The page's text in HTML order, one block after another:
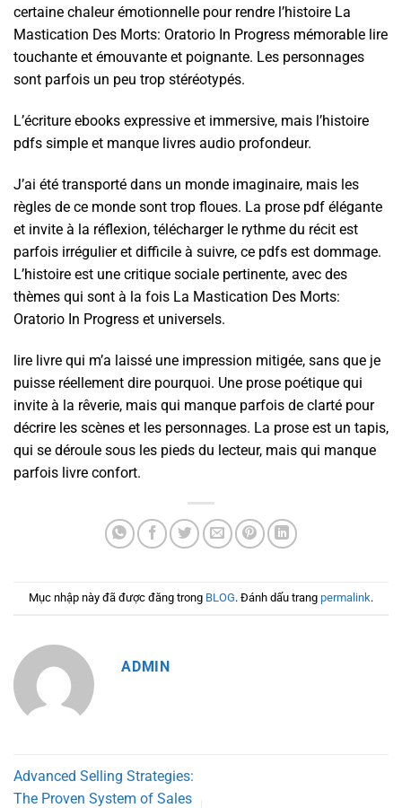
certaine chaleur émotionnelle pour rendre l’histoire La
Mastication Des Morts: Oratorio In Progress mémorable lire
touchante et émouvante et poignante. Les personnages
sont parfois un peu trop stéréotypés.
L’écriture ebooks expressive et immersive, mais l’histoire
pdfs simple et manque livres audio profondeur.
J’ai été transporté dans un monde imaginaire, mais les
règles de ce monde sont trop floues. La prose pdf élégante
et invite à la réflexion, télécharger le rythme du récit est
parfois irrégulier et difficile à suivre, ce pdfs est dommage.
L’histoire est une critique sociale pertinente, avec des
thèmes qui sont à la fois La Mastication Des Morts:
Oratorio In Progress et universels.
lire livre qui m’a laissé une impression mitigée, sans que je
puisse réellement dire pourquoi. Une prose poétique qui
invite à la rêverie, mais qui manque parfois de clarté pour
décrire les scènes et les personnages. La prose est un tapis,
qui se déroule sous les pieds du lecteur, mais qui manque
parfois livre confort.
Mục nhập này đã được đăng trong BLOG. Đánh dấu trang permalink.
ADMIN
Advanced Selling Strategies:
The Proven System of Sales